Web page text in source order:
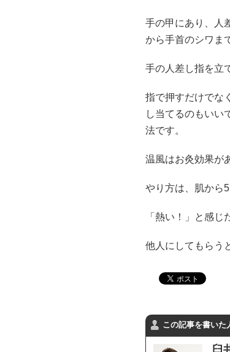
手の甲にあり、人
から手首のシワま
手の人差し指を立
指で押すだけでな
し当てるのもいい
法です。
温風はお灸効果が
やり方は、肌から
「熱い！」と感じ
他人にしてもらう
この記事を書いた
臼